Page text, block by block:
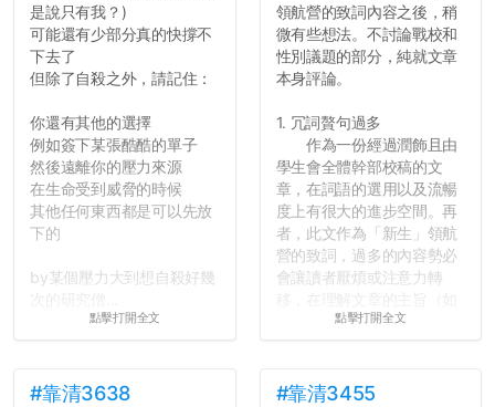
是說只有我？)
可能還有少部分真的快撐不
下去了
但除了自殺之外，請記住：
你還有其他的選擇
例如簽下某張酷酷的單子
然後遠離你的壓力來源
在生命受到威脅的時候
其他任何東西都是可以先放
下的
by某個壓力大到想自殺好幾
點擊打開全文
領航營的致詞內容之後，稍
微有些想法。不討論戰校和
性別議題的部分，純就文章
本身評論。
1. 冗詞贅句過多
作為一份經過潤飾且由
學生會全體幹部校稿的文
章，在詞語的選用以及流暢
度上有很大的進步空間。再
者，此文作為「新生」領航
營的致詞，過多的內容勢必
會讓讀者厭煩或注意力轉
果有的話）前就失去興趣。
的聲明一樣正式，但至少在
點擊打開全文
#靠清3638 #靠清3455